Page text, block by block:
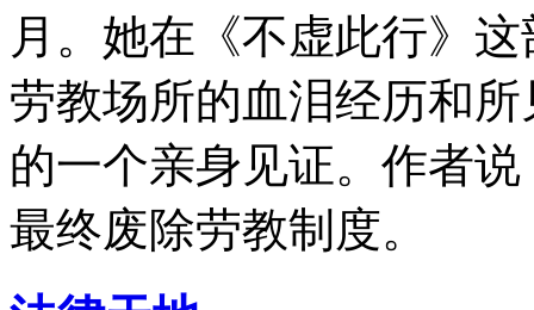
月。她在《不虚此行》
劳教场所的血泪经历和
的一个亲身见证。作者
最终废除劳教制度。